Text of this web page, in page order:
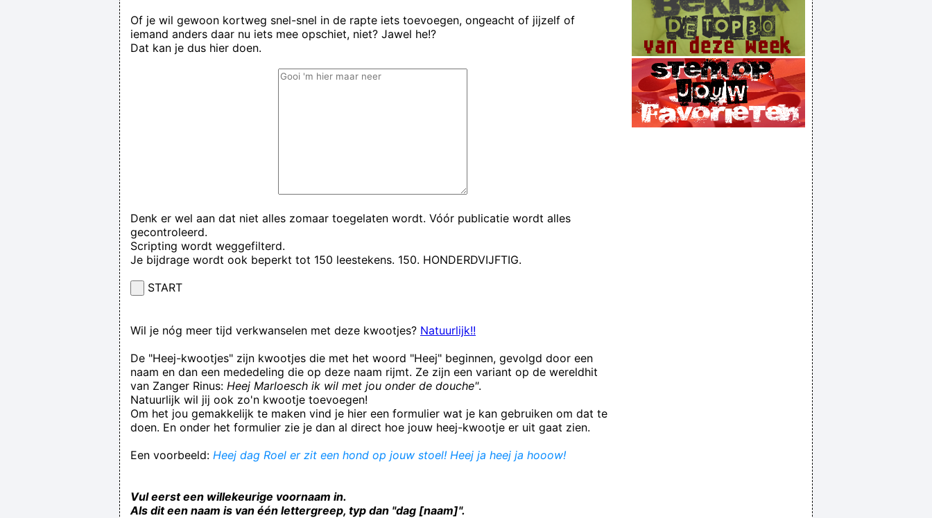
Of je wil gewoon kortweg snel-snel in de rapte iets toevoegen, ongeacht of jijzelf of
iemand anders daar nu iets mee opschiet, niet? Jawel he!?
Dat kan je dus hier doen.
Denk er wel aan dat niet alles zomaar toegelaten wordt. Vóór publicatie wordt alles
gecontroleerd.
Scripting wordt weggefilterd.
Je bijdrage wordt ook beperkt tot 150 leestekens. 150. HONDERDVIJFTIG.
START
Wil je nóg meer tijd verkwanselen met deze kwootjes? Natuurlijk!!
De "Heej-kwootjes" zijn kwootjes die met het woord "Heej" beginnen, gevolgd door een
naam en dan een mededeling die op deze naam rijmt. Ze zijn een variant op de wereldhit
van Zanger Rinus: Heej Marloesch ik wil met jou onder de douche".
Natuurlijk wil jij ook zo'n kwootje toevoegen!
Om het jou gemakkelijk te maken vind je hier een formulier wat je kan gebruiken om dat te
doen. En onder het formulier zie je dan al direct hoe jouw heej-kwootje er uit gaat zien.
Een voorbeeld: Heej dag Roel er zit een hond op jouw stoel! Heej ja heej ja hooow!
Vul eerst een willekeurige voornaam in.
Als dit een naam is van één lettergreep, typ dan "dag [naam]".